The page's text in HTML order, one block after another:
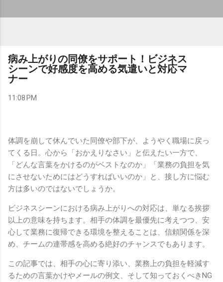
病み上がりの同僚をサポート！ビジネス
シーンで好感度を高める気遣いと対応マ
ナー
11:08 PM
体調を崩して休んでいた同僚や部下が、ようやく職場に戻っ
てくる日。心から「おかえりなさい」と伝えたい一方で、
「どんな言葉をかけるのがベストなのか」「業務の負担を気
にさせないためにはどうすればいいのか」と、接し方に悩む
方は多いのではないでしょうか。
ビジネスシーンにおける病み上がりへの対応は、単なる挨拶
以上の意味を持ちます。相手の体調を最優先に考えつつ、安
心して業務に復帰できる環境を整えることは、信頼関係を深
め、チームの連帯感を高める絶好のチャンスでもあります。
この記事では、相手の心に寄り添い、業務上の負担を軽減す
るための言葉かけやメールの例文、そして知っておくべきNG